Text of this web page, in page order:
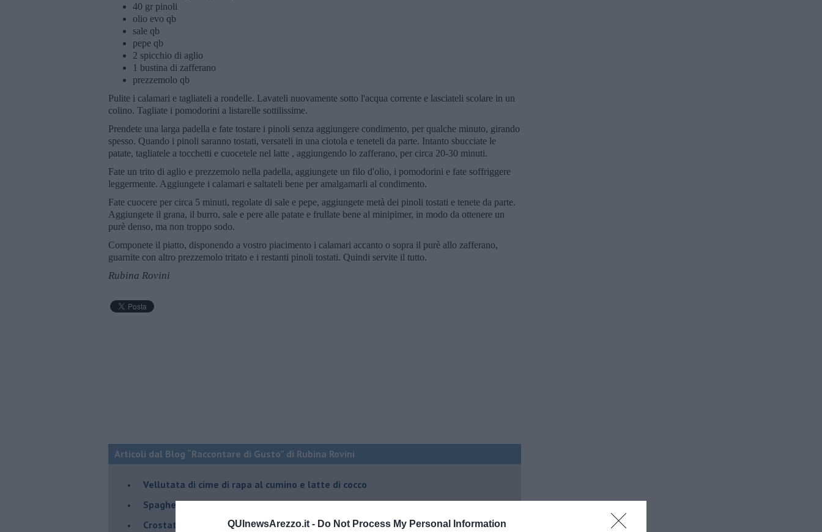
QUInewsArezzo.it - Do Not Process My Personal Information
40 gr pinoli
olio evo qb
sale qb
pepe qb
2 spicchio di aglio
1 bustina di zafferano
prezzemolo qb
Pulite i calamari e tagliateli a rondelle. Lavateli nuovamente sotto l'acqua corrente e lasciateli scolare in un
colino. Tagliate i pomodorini a listarelle sottilissime.
Prendete una larga padella e fate tostare i pinoli senza aggiungere condimento, per qualche minuto, girando
spesso. Quando i pinoli saranno tostati, versateli in una ciotola e teneteli da parte. Intanto sbucciate le
patate, tagliatele a tocchetti e cuocetele nel latte , aggiungendo lo zafferano, per circa 20-30 minuti.
Fate un trito di aglio e prezzemolo nella padella, aggiungete un filo d'olio, i pomodorini e fate soffriggere
leggermente. Aggiungete i calamari e saltateli bene per amalgamarli al condimento.
Fate cuocere per circa 5 minuti, regolate di sale e pepe, aggiungete metà dei pinoli tostati e tenete da parte.
Aggiungete il grana, il burro, sale e pere alle patate e frullate bene al minipimer, in modo da ottenere un
purè denso, ma non troppo sodo.
Componete il piatto, disponendo a vostro piacimento i calamari accanto o sopra il purè allo zafferano,
guarnite con altro prezzemolo tritato e i restanti pinoli tostati. Quindi servite il tutto.
Rubina Rovini
Articoli dal Blog “Raccontare di Gusto” di Rubina Rovini
Vellutata di cime di rapa al cumino e latte di cocco
Spaghetti con crema di zucca e...
Crostatina con crema al grana padano, gelatina al melone e lavanda